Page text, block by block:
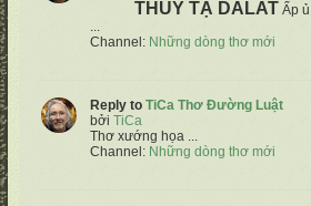
THỦY TẠ DALAT Ấp
...
Channel: Những dòng thơ mới
Reply to TiCa Thơ Đường Luật
bởi TiCa
Thơ xướng họa ...
Channel: Những dòng thơ mới